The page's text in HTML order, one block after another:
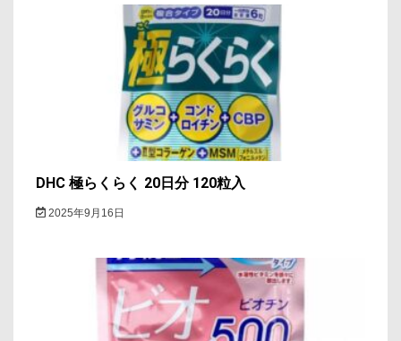
DHC 極らくらく 20日分 120粒入
2025年9月16日